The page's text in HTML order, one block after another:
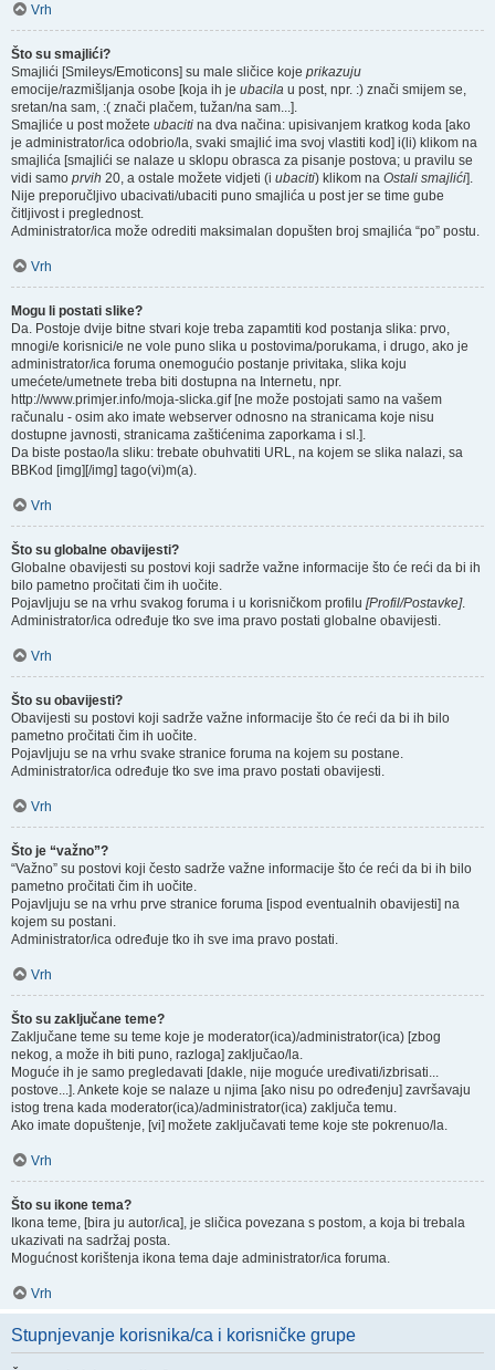
Vrh
Što su smajlići?
Smajlići [Smileys/Emoticons] su male sličice koje prikazuju
emocije/razmišljanja osobe [koja ih je ubacila u post, npr. :) znači smijem se,
sretan/na sam, :( znači plačem, tužan/na sam...].
Smajliće u post možete ubaciti na dva načina: upisivanjem kratkog koda [ako
je administrator/ica odobrio/la, svaki smajlić ima svoj vlastiti kod] i(li) klikom na
smajlića [smajlići se nalaze u sklopu obrasca za pisanje postova; u pravilu se
vidi samo prvih 20, a ostale možete vidjeti (i ubaciti) klikom na Ostali smajlići].
Nije preporučljivo ubacivati/ubaciti puno smajlića u post jer se time gube
čitljivost i preglednost.
Administrator/ica može odrediti maksimalan dopušten broj smajlića “po” postu.
Vrh
Mogu li postati slike?
Da. Postoje dvije bitne stvari koje treba zapamtiti kod postanja slika: prvo,
mnogi/e korisnici/e ne vole puno slika u postovima/porukama, i drugo, ako je
administrator/ica foruma onemogućio postanje privitaka, slika koju
umećete/umetnete treba biti dostupna na Internetu, npr.
http://www.primjer.info/moja-slicka.gif [ne može postojati samo na vašem
računalu - osim ako imate webserver odnosno na stranicama koje nisu
dostupne javnosti, stranicama zaštićenima zaporkama i sl.].
Da biste postao/la sliku: trebate obuhvatiti URL, na kojem se slika nalazi, sa
BBKod [img][/img] tago(vi)m(a).
Vrh
Što su globalne obavijesti?
Globalne obavijesti su postovi koji sadrže važne informacije što će reći da bi ih
bilo pametno pročitati čim ih uočite.
Pojavljuju se na vrhu svakog foruma i u korisničkom profilu [Profil/Postavke].
Administrator/ica određuje tko sve ima pravo postati globalne obavijesti.
Vrh
Što su obavijesti?
Obavijesti su postovi koji sadrže važne informacije što će reći da bi ih bilo
pametno pročitati čim ih uočite.
Pojavljuju se na vrhu svake stranice foruma na kojem su postane.
Administrator/ica određuje tko sve ima pravo postati obavijesti.
Vrh
Što je “važno”?
“Važno” su postovi koji često sadrže važne informacije što će reći da bi ih bilo
pametno pročitati čim ih uočite.
Pojavljuju se na vrhu prve stranice foruma [ispod eventualnih obavijesti] na
kojem su postani.
Administrator/ica određuje tko ih sve ima pravo postati.
Vrh
Što su zaključane teme?
Zaključane teme su teme koje je moderator(ica)/administrator(ica) [zbog
nekog, a može ih biti puno, razloga] zaključao/la.
Moguće ih je samo pregledavati [dakle, nije moguće uređivati/izbrisati...
postove...]. Ankete koje se nalaze u njima [ako nisu po određenju] završavaju
istog trena kada moderator(ica)/administrator(ica) zaključa temu.
Ako imate dopuštenje, [vi] možete zaključavati teme koje ste pokrenuo/la.
Vrh
Što su ikone tema?
Ikona teme, [bira ju autor/ica], je sličica povezana s postom, a koja bi trebala
ukazivati na sadržaj posta.
Mogućnost korištenja ikona tema daje administrator/ica foruma.
Vrh
Stupnjevanje korisnika/ca i korisničke grupe